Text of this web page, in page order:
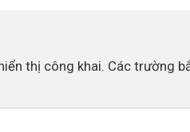
thị công khai. Các trường